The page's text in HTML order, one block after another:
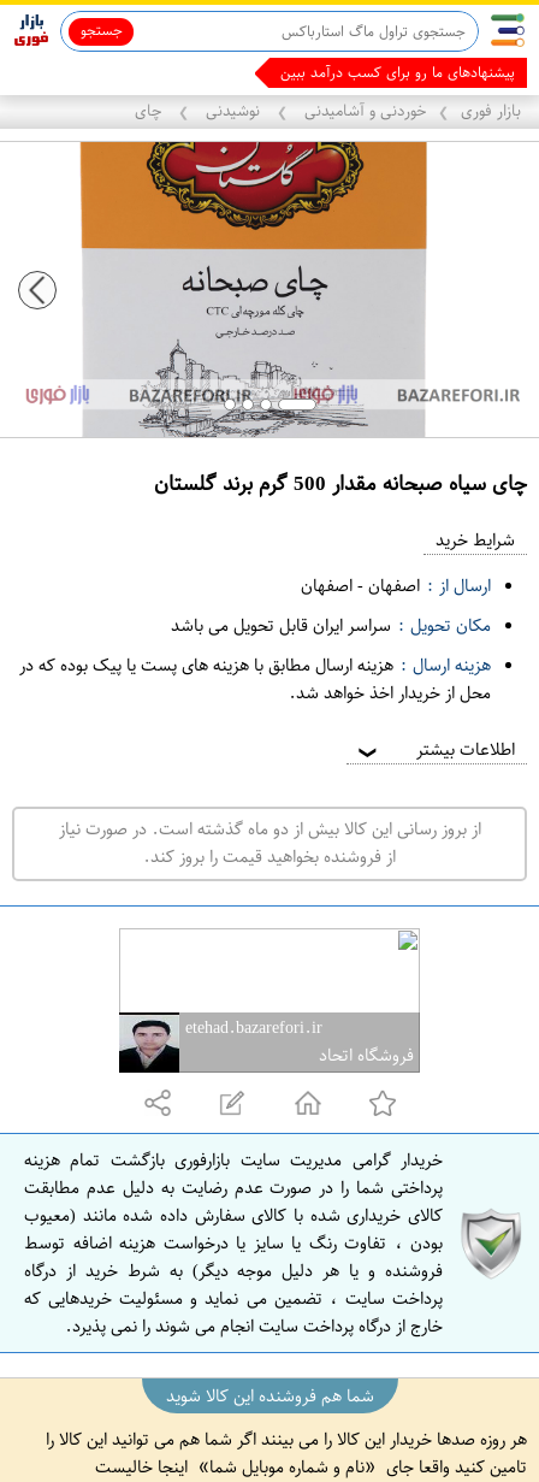
جستجو
پیشنهادهای ما رو برای کسب درآمد ببین
بازار فوری ❯ خوردنی و آشامیدنی ❯ نوشیدنی ❯ چای
چای سیاه صبحانه مقدار 500 گرم برند گلستان
ر
ت
ه
ر
ا
ص
ف
ه
ا
ن
ا
ص
ف
ه
ا
ن
شرایط خرید
ارسال از : اصفهان-اصفهان
مکان تحویل : سراسر ایران قابل تحویل می باشد
هزینه ارسال : هزینه ارسال مطابق با هزینه های پست یا پیک بوده که در
محل از خریدار اخذ خواهد شد.
اطلاعات بیشتر ❯
از بروز رسانی این کالا بیش از دو ماه گذشته است. در صورت نیاز
از فروشنده بخواهید قیمت را بروز کند.
etehad.bazarefori.ir
فروشگاه اتحاد
خریدار گرامی مدیریت سایت بازارفوری بازگشت تمام هزینه
پرداختی شما را در صورت عدم رضایت به دلیل عدم مطابقت
کالای خریداری شده با کالای سفارش داده شده مانند (معیوب
بودن ، تفاوت رنگ یا سایز یا درخواست هزینه اضافه توسط
فروشنده و یا هر دلیل موجه دیگر) به شرط خرید از درگاه
پرداخت سایت ، تضمین می نماید و مسئولیت خریدهایی که
خارج از درگاه پرداخت سایت انجام می شوند را نمی پذیرد.
شما هم فروشنده این کالا شوید
هر روزه صدها خریدار این کالا را می بینند اگر شما هم می توانید این کالا را
تامین کنید واقعا جای
نام و شماره موبایل شما اینجا خالیست